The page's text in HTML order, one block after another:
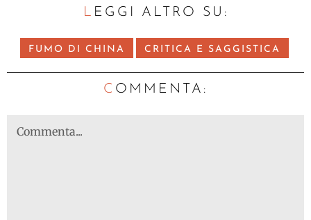
LEGGI ALTRO SU:
FUMO DI CHINA CRITICA E SAGGISTICA
C OMMENTA: